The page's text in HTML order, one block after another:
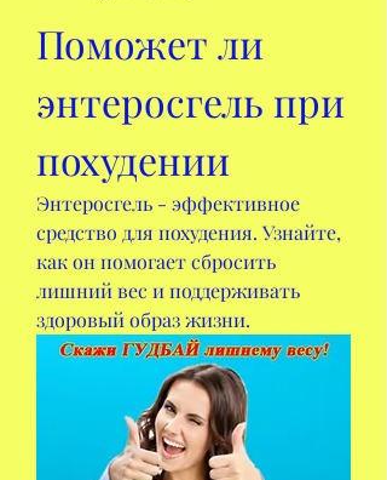
Поможет ли
энтеросгель при
похудении
Энтеросгель - эффективное
средство для похудения. Узнайте,
как он помогает сбросить
лишний вес и поддерживать
здоровый образ жизни.